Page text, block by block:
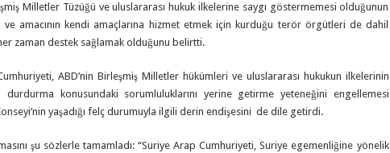
Milletler Tüzüğü ve uluslararası hukuk ilkelerine saygı göstermemesi olduğunun
ve amacının kendi amaçlarına hizmet etmek için kurduğu terör örgütleri de dahil
zaman destek sağlamak olduğunu belirtti.
ABD’nin Birleşmiş Milletler hükümleri ve uluslararası hukukun ilkelerinin
konusundaki sorumluluklarını yerine getirme yeteneğini engellemesi
yaşadığı felç durumuyla ilgili derin endişesini de dile getirdi.
şu sözlerle tamamladı: “Suriye Arap Cumhuriyeti, Suriye egemenliğine yönelik